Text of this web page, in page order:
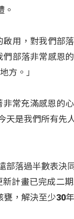
。
用，對我們部
部落非常感恩
方。」
常充滿感恩的
天是我們所有先
部落過半數表決
計畫已完成二
，解決至少30